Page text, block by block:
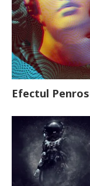
Efectul